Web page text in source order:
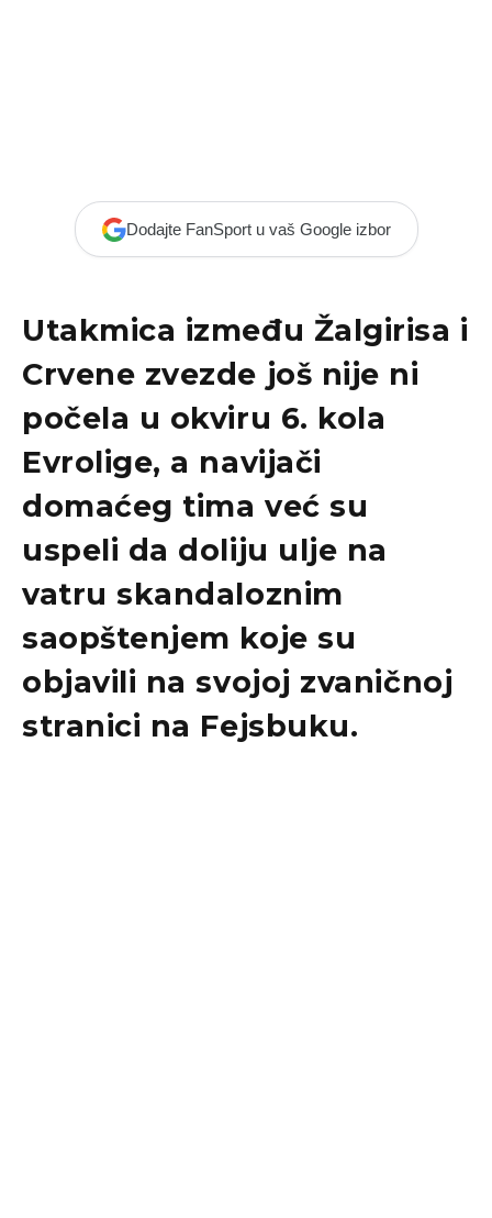
Dodajte FanSport u vaš Google izbor
Utakmica između Žalgirisa i
Crvene zvezde još nije ni
počela u okviru 6. kola
Evrolige, a navijači
domaćeg tima već su
uspeli da doliju ulje na
vatru skandaloznim
saopštenjem koje su
objavili na svojoj zvaničnoj
stranici na Fejsbuku.